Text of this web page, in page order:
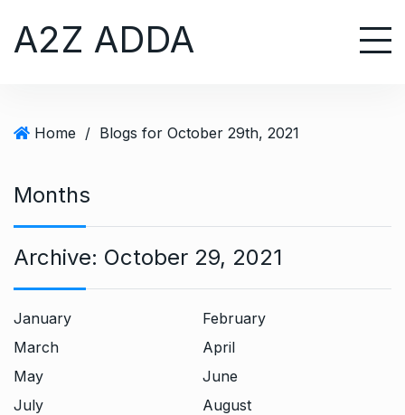
A2Z ADDA
Home / Blogs for October 29th, 2021
Months
Archive: October 29, 2021
January
February
March
April
May
June
July
August